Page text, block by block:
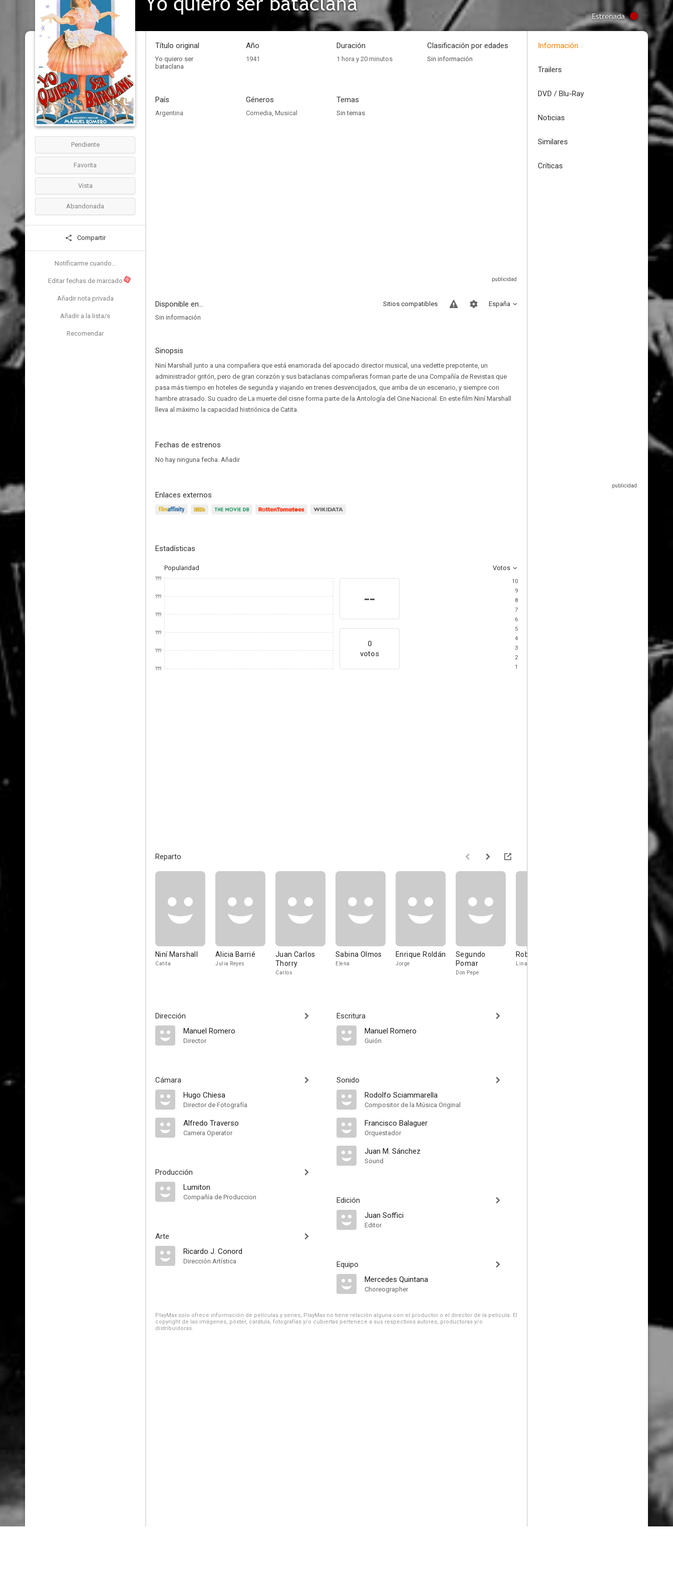
Estrenada
Pendiente
Favorita
Vista
Abandonada
Compartir
Notificarme cuando...
Editar fechas de marcado N
Añadir nota privada
Añadir a la lista/s
Recomendar
Título original
Yo quiero ser
bataclana
Año
1941
Duración
1 hora y 20 minutos
Clasificación por edades
Sin información
País
Argentina
Géneros
Comedia, Musical
Temas
Sin temas
Disponible en... España
Sitios compatibles
Sin información
Sinopsis
Niní Marshall junto a una compañera que está enamorada del apocado director musical, una vedette prepotente, un
administrador gritón, pero de gran corazón y sus bataclanas compañeras forman parte de una Compañía de Revistas que
pasa más tiempo en hoteles de segunda y viajando en trenes desvencijados, que arriba de un escenario, y siempre con
hambre atrasado. Su cuadro de La muerte del cisne forma parte de la Antología del Cine Nacional. En este film Niní Marshall
lleva al máximo la capacidad histriónica de Catita.
Fechas de estrenos
No hay ninguna fecha. Añadir
Enlaces externos
Estadísticas
Popularidad Votos
???
???
???
???
???
???
--
0
votos
10
9
8
7
6
5
4
3
2
1
Reparto
Niní Marshall
Catita
Alicia Barrié
Julia Reyes
Juan Carlos
Thorry
Carlos
Sabina Olmos
Elena
Enrique Roldán
Jorge
Segundo
Pomar
Don Pepe
Roberto Blanco
Linares
Dirección
Manuel Romero
Director
Cámara
Hugo Chiesa
Director de Fotografía
Alfredo Traverso
Camera Operator
Producción
Lumiton
Compañía de Produccion
Arte
Ricardo J. Conord
Dirección Artística
Escritura
Manuel Romero
Guión
Sonido
Rodolfo Sciammarella
Compositor de la Música Original
Francisco Balaguer
Orquestador
Juan M. Sánchez
Sound
Edición
Juan Soffici
Editor
Equipo
Mercedes Quintana
Choreographer
PlayMax solo ofrece información de películas y series, PlayMax no tiene relación alguna con el productor o el director de la película. El
copyright de las imágenes, póster, carátula, fotografías y/o cubiertas pertenece a sus respectivos autores, productoras y/o
distribuidoras.
Información
Trailers
DVD / Blu-Ray
Noticias
Similares
Críticas